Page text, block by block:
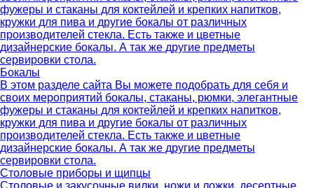
фужеры и стаканы для коктейлей и крепких напитков,
кружки для пива и другие бокалы от различных
производителей стекла. Есть также и цветные
дизайнерские бокалы. А так же другие предметы
сервировки стола.
Бокалы
В этом разделе сайта Вы можете подобрать для себя и
своих мероприятий бокалы, стаканы, рюмки, элегантные
фужеры и стаканы для коктейлей и крепких напитков,
кружки для пива и другие бокалы от различных
производителей стекла. Есть также и цветные
дизайнерские бокалы. А так же другие предметы
сервировки стола.
Столовые приборы и щипцы
Столовые и закусочные вилки, ножи и ложки, десертные